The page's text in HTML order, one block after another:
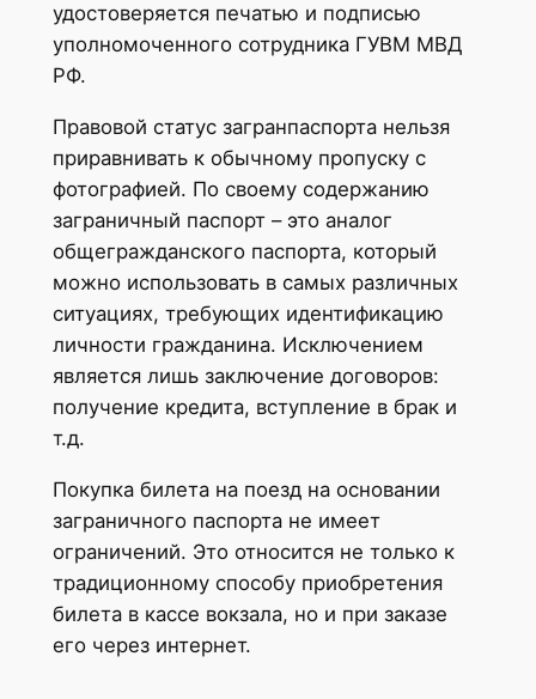
удостоверяется печатью и подписью
уполномоченного сотрудника ГУВМ МВД
РФ.
Правовой статус загранпаспорта нельзя
приравнивать к обычному пропуску с
фотографией. По своему содержанию
заграничный паспорт – это аналог
общегражданского паспорта, который
можно использовать в самых различных
ситуациях, требующих идентификацию
личности гражданина. Исключением
является лишь заключение договоров:
получение кредита, вступление в брак и
т.д.
Покупка билета на поезд на основании
заграничного паспорта не имеет
ограничений. Это относится не только к
традиционному способу приобретения
билета в кассе вокзала, но и при заказе
его через интернет.